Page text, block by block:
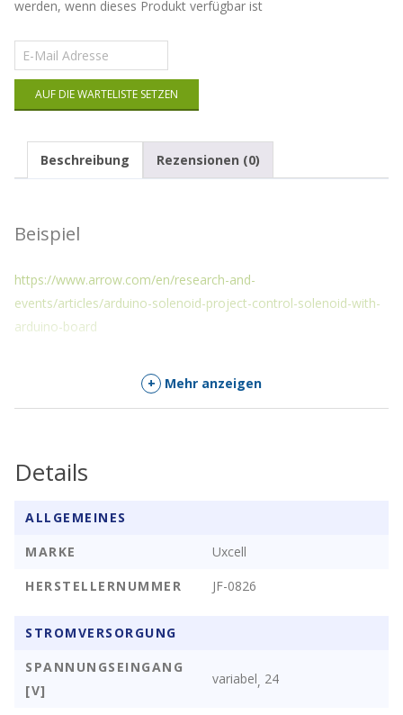
werden, wenn dieses Produkt verfügbar ist
Gib
deine
E-
Mail-
dieses
zu
kommen
AUF DIE WARTELISTE SETZEN
Beschreibung Rezensionen (0)
Beispiel
https://www.arrow.com/en/research-and-
events/articles/arduino-solenoid-project-control-solenoid-with-
arduino-board
+ Mehr anzeigen
Details
ALLGEMEINES
MARKE
Uxcell
HERSTELLERNUMMER
JF-0826
STROMVERSORGUNG
SPANNUNGSEINGANG
[V]
variabel, 24